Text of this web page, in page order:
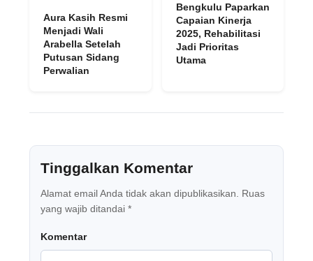
Aura Kasih Resmi
Menjadi Wali
Arabella Setelah
Putusan Sidang
Perwalian
Bengkulu Paparkan
Capaian Kinerja
2025, Rehabilitasi
Jadi Prioritas
Utama
Tinggalkan Komentar
Alamat email Anda tidak akan dipublikasikan.
Ruas
yang wajib ditandai *
Komentar